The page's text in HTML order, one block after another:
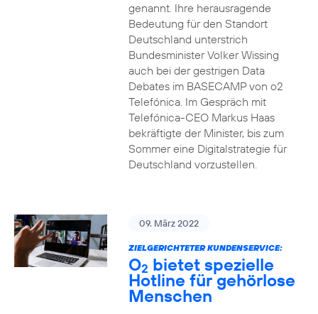
genannt. Ihre herausragende
Bedeutung für den Standort
Deutschland unterstrich
Bundesminister Volker Wissing
auch bei der gestrigen Data
Debates im BASECAMP von o2
Telefónica. Im Gespräch mit
Telefónica-CEO Markus Haas
bekräftigte der Minister, bis zum
Sommer eine Digitalstrategie für
Deutschland vorzustellen.
09. März 2022
ZIELGERICHTETER KUNDENSERVICE:
O2 bietet spezielle
Hotline für gehörlose
Menschen